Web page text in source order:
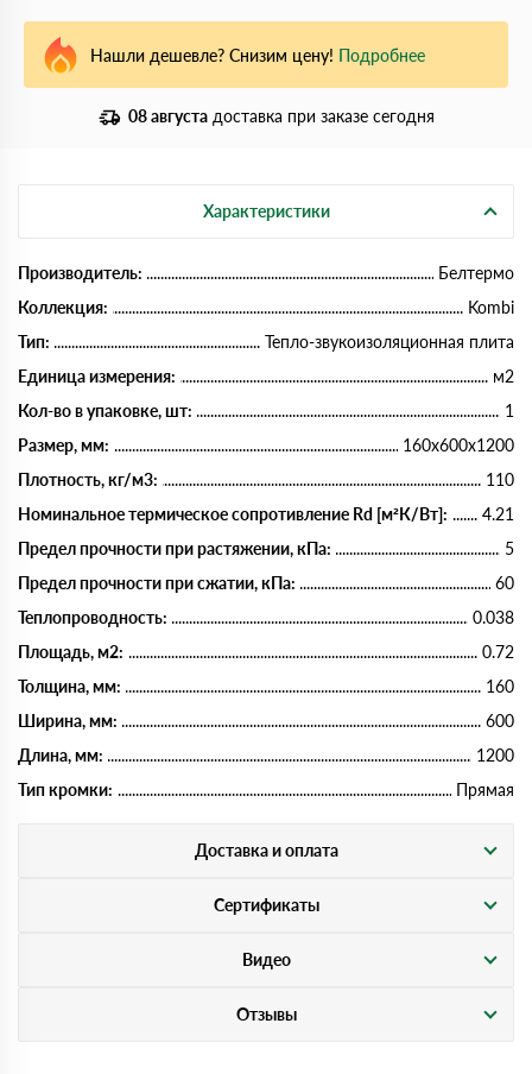
Нашли дешевле? Снизим цену! Подробнее
08 августа доставка при заказе сегодня
Характеристики
Производитель:
Белтермо
Коллекция:
Kombi
Тип:
Тепло-звукоизоляционная плита
Единица измерения:
м2
Кол-во в упаковке, шт:
1
Размер, мм:
160х600х1200
Плотность, кг/м3:
110
Номинальное термическое сопротивление Rd [м²К/Вт]:
4.21
Предел прочности при растяжении, кПа:
5
Предел прочности при сжатии, кПа:
60
Теплопроводность:
0.038
Площадь, м2:
0.72
Толщина, мм:
160
Ширина, мм:
600
Длина, мм:
1200
Тип кромки:
Прямая
Доставка и оплата
Сертификаты
Видео
Отзывы